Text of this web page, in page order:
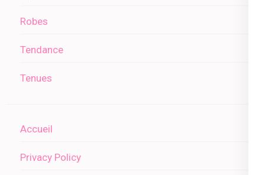
Robes
Tendance
Tenues
Accueil
Privacy Policy